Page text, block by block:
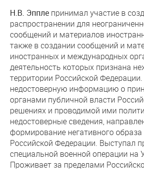
Н.В. Эппле принимал участие в
распространении для
сообщений и материалов
также в создании сообщений и
иностранных и международных
деятельность которых признана
территории Российской
недостоверную информацию о
органами публичной власти
решениях и проводимой ими
недостоверные сведения,
формирование негативного
Российской Федерации. Выступал
специальной военной операции на
Проживает за пределами